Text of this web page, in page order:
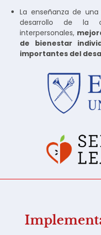
La enseñanza de
desarrollo de la
interpersonales,
de bienestar
importantes del